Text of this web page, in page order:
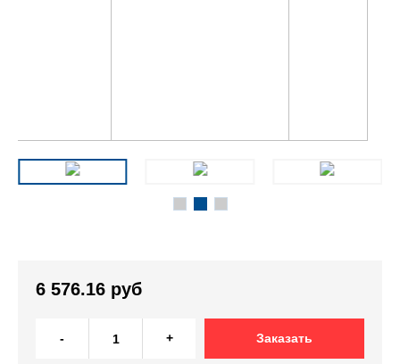
6 576.16 руб
- + Заказать